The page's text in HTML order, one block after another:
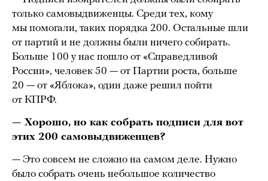
только самовыдвиженцы. Среди тех, кому
мы помогали, таких порядка 200. Остальные шли
от партий и не должны были ничего собирать.
Больше 100 у нас пошло от «Справедливой
России», человек 50 — от Партии роста, больше
20 — от «Яблока», один даже решил пойти
от КПРФ.
— Хорошо, но как собрать подписи для вот
этих 200 самовыдвиженцев?
— Это совсем не сложно на самом деле. Нужно
было собрать очень небольшое количество